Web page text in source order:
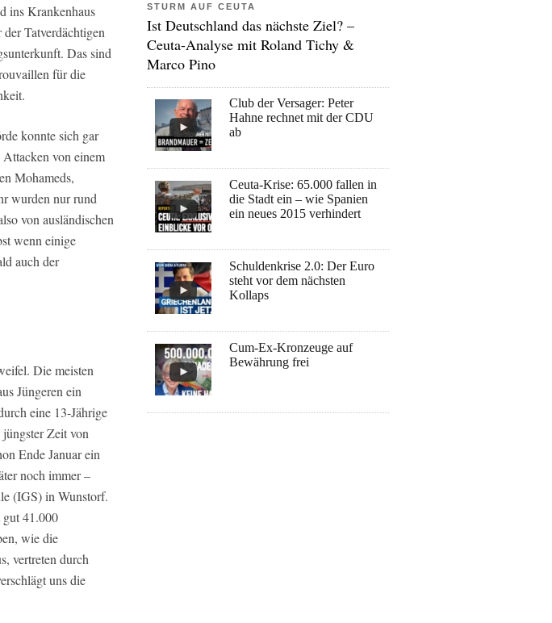
ins Krankenhaus
Tatverdächtigen
Das sind
für die
konnte sich gar
von einem
Mohameds,
wurden nur rund
von ausländischen
wenn einige
auch der
Die meisten
Jüngeren ein
eine 13-Jährige
Zeit von
Ende Januar ein
noch immer –
(IGS) in Wunstorf.
gut 41.000
wie die
vertreten durch
uns die
STURM AUF CEUTA
Ist Deutschland das nächste Ziel? –
Ceuta-Analyse mit Roland Tichy &
Marco Pino
Club der Versager: Peter
Hahne rechnet mit der CDU
ab
Ceuta-Krise: 65.000 fallen in
die Stadt ein – wie Spanien
ein neues 2015 verhindert
Schuldenkrise 2.0: Der Euro
steht vor dem nächsten
Kollaps
Cum-Ex-Kronzeuge auf
Bewährung frei